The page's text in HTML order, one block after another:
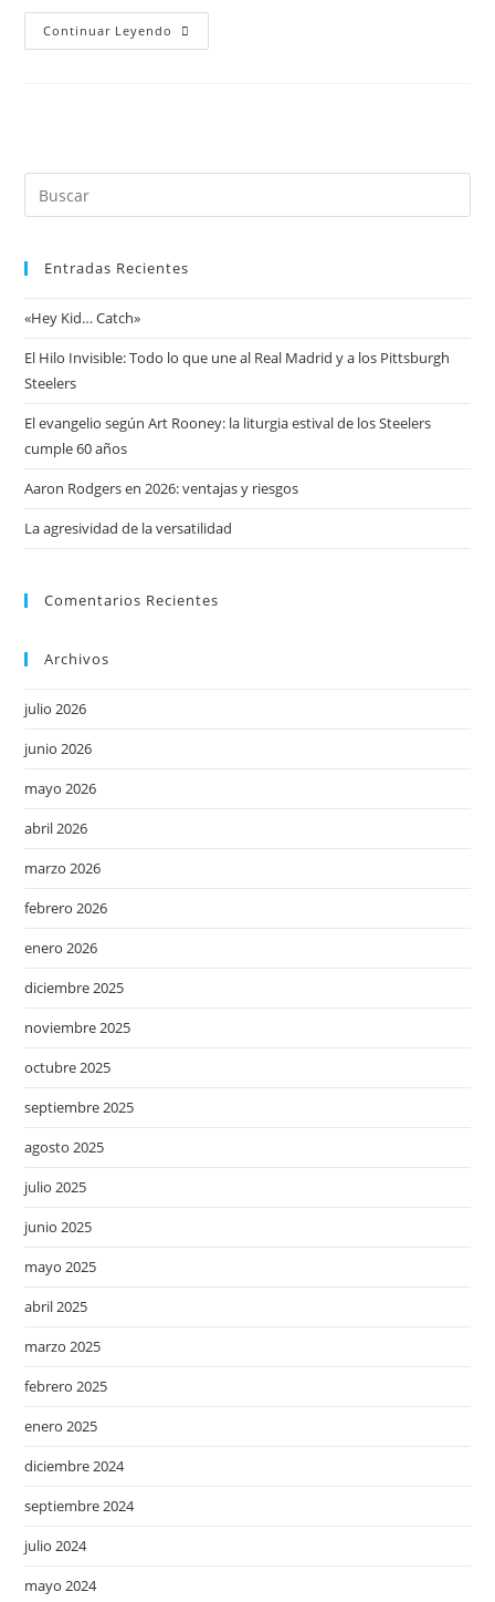
Continuar Leyendo
Entradas Recientes
«Hey Kid… Catch»
El Hilo Invisible: Todo lo que une al Real Madrid y a los Pittsburgh
Steelers
El evangelio según Art Rooney: la liturgia estival de los Steelers
cumple 60 años
Aaron Rodgers en 2026: ventajas y riesgos
La agresividad de la versatilidad
Comentarios Recientes
Archivos
julio 2026
junio 2026
mayo 2026
abril 2026
marzo 2026
febrero 2026
enero 2026
diciembre 2025
noviembre 2025
octubre 2025
septiembre 2025
agosto 2025
julio 2025
junio 2025
mayo 2025
abril 2025
marzo 2025
febrero 2025
enero 2025
diciembre 2024
septiembre 2024
julio 2024
mayo 2024